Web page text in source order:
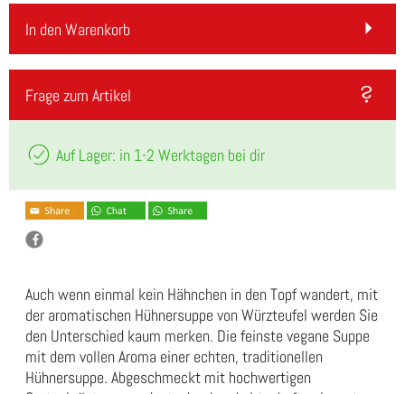
In den Warenkorb
Frage zum Artikel
Auf Lager: in 1-2 Werktagen bei dir
Auch wenn einmal kein Hähnchen in den Topf wandert, mit
der aromatischen Hühnersuppe von Würzteufel werden Sie
den Unterschied kaum merken. Die feinste vegane Suppe
mit dem vollen Aroma einer echten, traditionellen
Hühnersuppe. Abgeschmeckt mit hochwertigen